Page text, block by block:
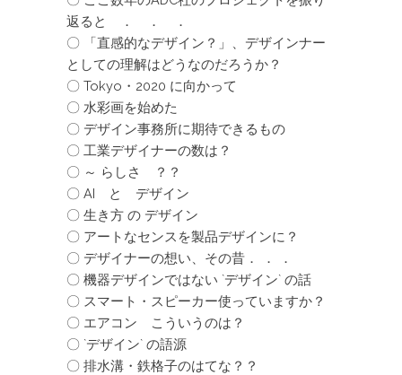
返ると ． ． ．
〇 「直感的なデザイン？」、デザインナー
としての理解はどうなのだろうか？
〇 Tokyo・2020 に向かって
〇 水彩画を始めた
〇 デザイン事務所に期待できるもの
〇 工業デザイナーの数は？
〇 ～ らしさ ？？
〇 AI と デザイン
〇 生き方 の デザイン
〇 アートなセンスを製品デザインに？
〇 デザイナーの想い、その昔． ． ．
〇 機器デザインではない `デザイン` の話
〇 スマート・スピーカー使っていますか？
〇 エアコン こういうのは？
〇 `デザイン` の語源
〇 排水溝・鉄格子のはてな？？